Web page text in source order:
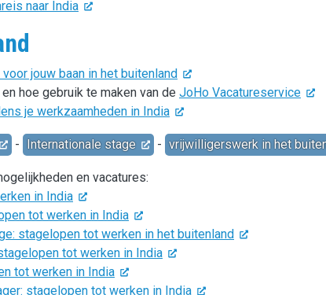
naar India
jouw baan in het buitenland
hoe gebruik te maken van de JoHo Vacatureservice
je werkzaamheden in India
- Internationale stage - vrijwilligerswerk in het
en vacatures:
in India
tot werken in India
stagelopen tot werken in het buitenland
tot werken in India
tot werken in India
stagelopen tot werken in India